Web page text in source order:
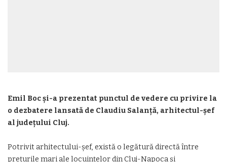
Emil Boc și-a prezentat punctul de vedere cu privire la
o dezbatere lansată de Claudiu Salanță, arhitectul-șef
al județului Cluj.
Potrivit arhitectului-șef, există o legătură directă între
prețurile mari ale locuințelor din Cluj-Napoca și